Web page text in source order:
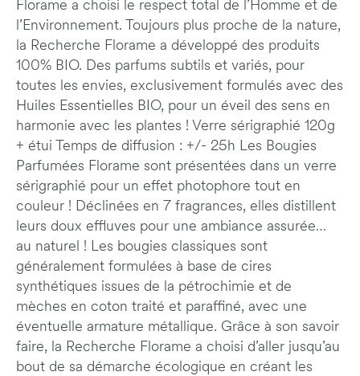
Florame a choisi le respect total de l’Homme et de
l’Environnement. Toujours plus proche de la nature,
la Recherche Florame a développé des produits
100% BIO. Des parfums subtils et variés, pour
toutes les envies, exclusivement formulés avec des
Huiles Essentielles BIO, pour un éveil des sens en
harmonie avec les plantes ! Verre sérigraphié 120g
+ étui Temps de diffusion : +/- 25h Les Bougies
Parfumées Florame sont présentées dans un verre
sérigraphié pour un effet photophore tout en
couleur ! Déclinées en 7 fragrances, elles distillent
leurs doux effluves pour une ambiance assurée…
au naturel ! Les bougies classiques sont
généralement formulées à base de cires
synthétiques issues de la pétrochimie et de
mèches en coton traité et paraffiné, avec une
éventuelle armature métallique. Grâce à son savoir
faire, la Recherche Florame a choisi d’aller jusqu’au
bout de sa démarche écologique en créant les